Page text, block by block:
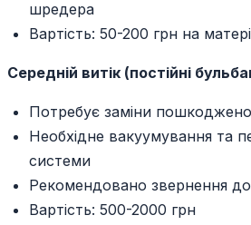
шредера
Вартість: 50-200 грн на
Середній витік (постійні
Потребує заміни
Необхідне вакуумування та
системи
Рекомендовано звернення до
Вартість: 500-2000 грн